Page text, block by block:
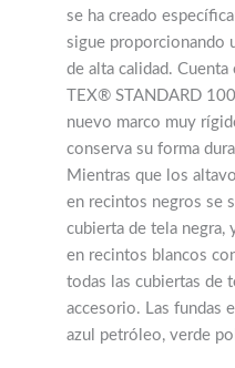
se ha creado
sigue proporcionando
de alta calidad.
TEX® STANDARD
nuevo marco muy
conserva su forma
Mientras que los
en recintos negros se
cubierta de tela
en recintos blancos
todas las cubiertas de
accesorio. Las fundas
azul petróleo, verde